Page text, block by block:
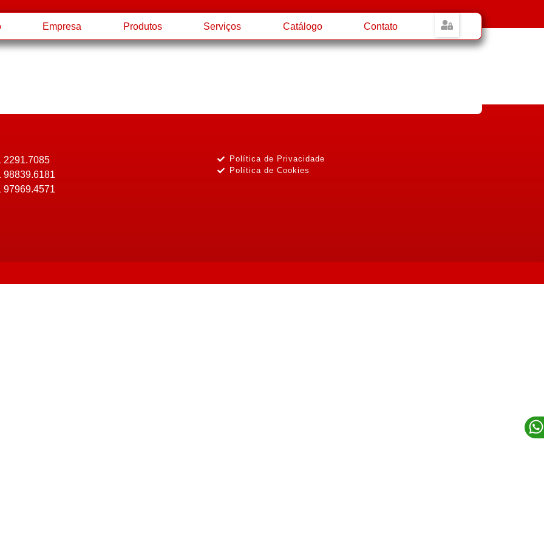
Empresa Produtos Serviços Catálogo Contato
2291.7085
98839.6181
97969.4571
Política de Privacidade
Política de Cookies